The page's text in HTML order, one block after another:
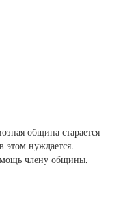
община старается
этом нуждается.
члену общины,